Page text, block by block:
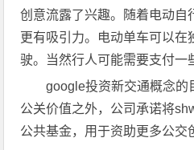
创意流露了兴趣。随着电动自
更有吸引力。电动单车可以在
驶。当然行人可能需要支付一
google投资新交通概念的
公关价值之外，公司承诺将
公共基金，用于资助更多公交